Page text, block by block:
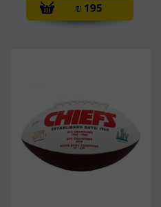
195
₪